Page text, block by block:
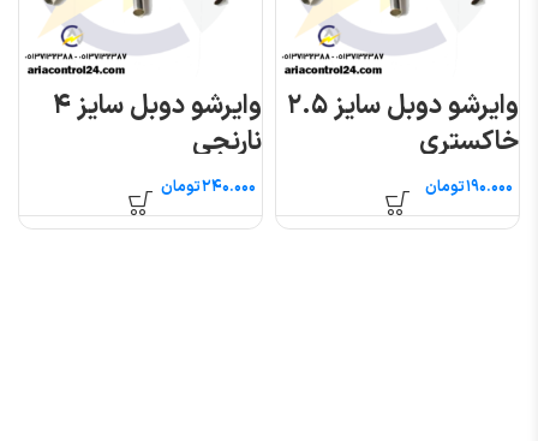
وایرشو دوبل سایز ۲.۵
خاکستری
تومان
وایرشو دوبل سایز ۴
نارنجی
تومان